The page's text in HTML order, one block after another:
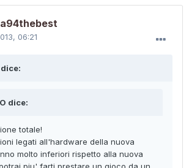
06:21
dice:
totale!
legati all'hardware della nuova
molto inferiori rispetto alla nuova